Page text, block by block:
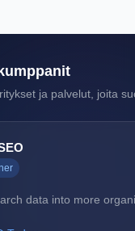
ja palvelut, joita
data into more